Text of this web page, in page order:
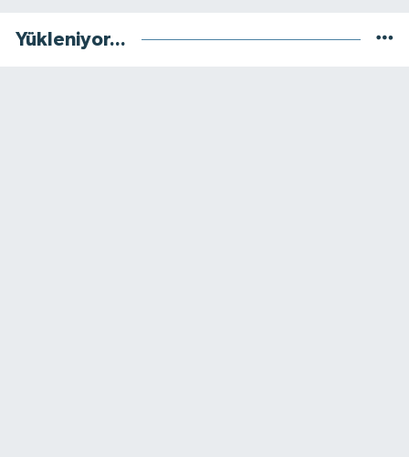
Yükleniyor...